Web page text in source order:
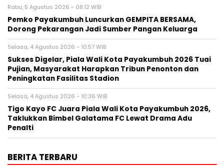
Rabu, 5 Agustus 2026 - 08:12 WIB
Pemko Payakumbuh Luncurkan GEMPITA BERSAMA,
Dorong Pekarangan Jadi Sumber Pangan Keluarga
Selasa, 4 Agustus 2026 - 10:57 WIB
Sukses Digelar, Piala Wali Kota Payakumbuh 2026 Tuai
Pujian, Masyarakat Harapkan Tribun Penonton dan
Peningkatan Fasilitas Stadion
Selasa, 4 Agustus 2026 - 10:36 WIB
Tigo Kayo FC Juara Piala Wali Kota Payakumbuh 2026,
Taklukkan Bimbel Galatama FC Lewat Drama Adu
Penalti
BERITA TERBARU